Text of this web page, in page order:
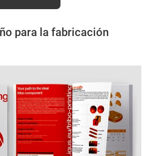
para la fabricación